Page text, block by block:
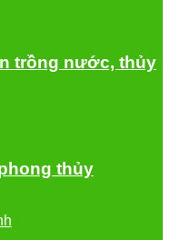
trồng nước, thủy
thủy